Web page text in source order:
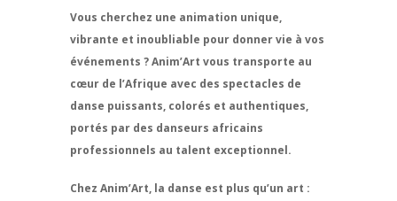
Vous cherchez une animation unique,
vibrante et inoubliable pour donner vie à vos
événements ?Anim’Art vous transporte au
cœur de l’Afrique avec des spectacles de
danse puissants, colorés et authentiques,
portés par des danseurs africains
professionnels au talent exceptionnel.
Chez Anim’Art, la danse est plus qu’un art :